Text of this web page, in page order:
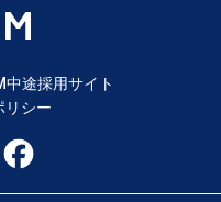
中途採用サイト
リシー